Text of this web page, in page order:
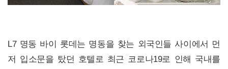
L7 명동 바이 롯데는 명동을 찾는 외국인들 사이에서 먼
저 입소문을 탔던 호텔로 최근 코로나19로 인해 국내를